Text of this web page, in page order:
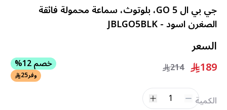
جي بي ال GO 5، بلوتوث، سماعة محمولة فائقة
الصغرن اسود - JBLGO5BLK
السعر
189
214 خصم 12%
وفر25
الكمية 1